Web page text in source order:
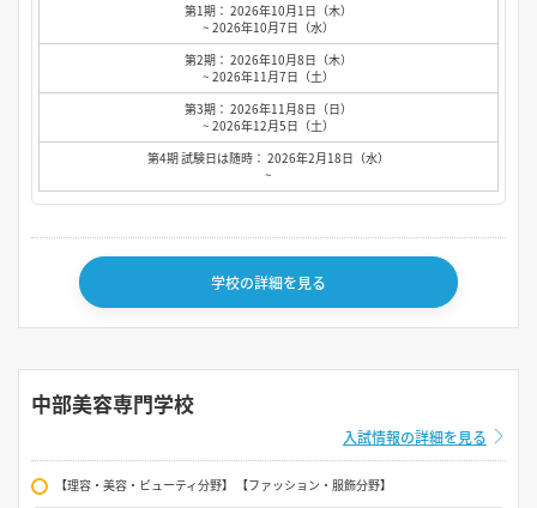
第1期： 2026年10月1日（木）
~ 2026年10月7日（水）
第2期： 2026年10月8日（木）
~ 2026年11月7日（土）
第3期： 2026年11月8日（日）
~ 2026年12月5日（土）
第4期 試験日は随時： 2026年2月18日（水）
~
学校の詳細を見る
中部美容専門学校
入試情報の詳細を見る
【理容・美容・ビューティ分野】 【ファッション・服飾分野】